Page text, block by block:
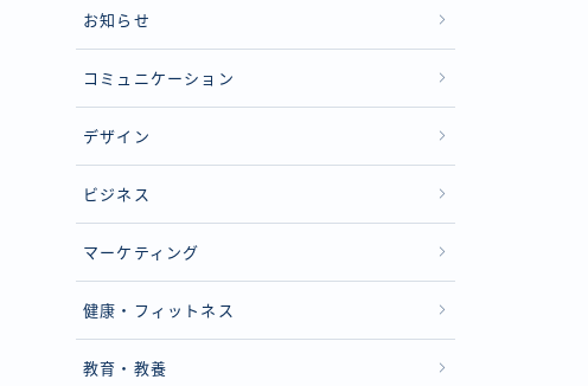
お知らせ
コミュニケーション
デザイン
ビジネス
マーケティング
健康・フィットネス
教育・教養